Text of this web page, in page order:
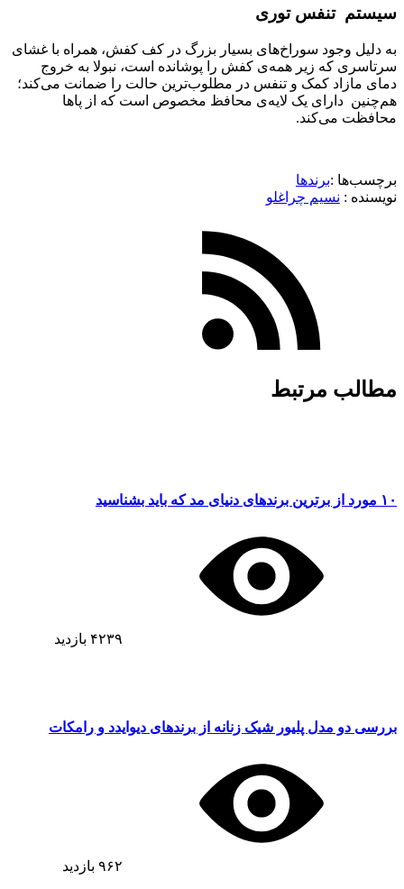
سیستم تنفس توری
به دلیل وجود سوراخ‌های بسیار بزرگ در کف کفش، همراه با غشای
سرتاسری که زیر همه‌ی کفش را پوشانده است، نبولا به خروج
دمای مازاد کمک و تنفس در مطلوب‌ترین حالت را ضمانت می‌کند؛
هم‌چنین دارای یک لایه‌ی محافظ مخصوص است که از پاها
محافظت می‌کند.
برچسب‌ها :برندها
نویسنده :‌ نسیم چراغلو
مطالب مرتبط
۱۰ مورد از برترین برندهای دنیای مد که باید بشناسید
۴۲۳۹ بازدید
بررسی دو مدل پلیور شیک زنانه از برندهای دیوایدد و رامکات
۹۶۲ بازدید